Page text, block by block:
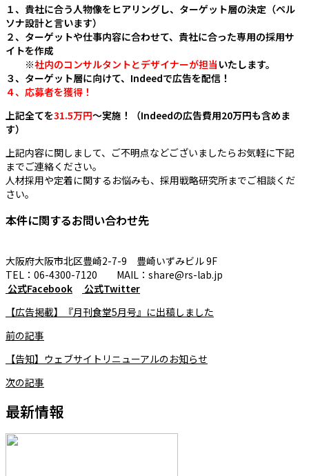
１、貴社に合う人物像をヒアリングし、ターゲット層の決定（ペル
ソナ設計と言います）
２、ターゲットや仕事内容に合わせて、貴社に合った専用の採用サ
イトを作成
※社内のコンサルタントとデザイナーが担当 いたします。
３、ターゲット層に向けて、Indeedで広告を配信！
４、応募者を獲得！
上記全てを31.5万円～実施！（Indeedの広告費用20万円も含めま
す）
上記内容に関しまして、ご不明点などございましたらお気軽に下記
までご連絡ください。
人材採用や定着に関するお悩みも、採用戦略研究所までご相談くだ
さい。
本件に関するお問い合わせ先
大阪府大阪市北区豊崎2-7-9 豊崎いずみビル 9F
TEL：06-4300-7120 MAIL：share@rs-lab.jp
公式Facebook
公式Twitter
【広告掲載】『月刊食堂5月号』に出稿しました
前の記事
【告知】ウェブサイトリニューアルのお知らせ
次の記事
最新情報